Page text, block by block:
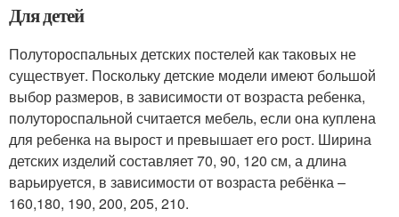
Для детей
Полутороспальных детских постелей как таковых не
существует. Поскольку детские модели имеют большой
выбор размеров, в зависимости от возраста ребенка,
полутороспальной считается мебель, если она куплена
для ребенка на вырост и превышает его рост. Ширина
детских изделий составляет 70, 90, 120 см, а длина
варьируется, в зависимости от возраста ребёнка –
160,180, 190, 200, 205, 210.